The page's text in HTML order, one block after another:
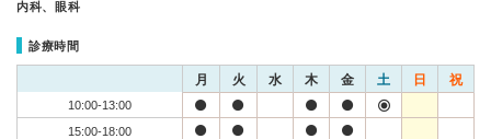
内科、眼科
診療時間
月 火 水 木 金 土 日 祝
10:00-13:00
15:00-18:00